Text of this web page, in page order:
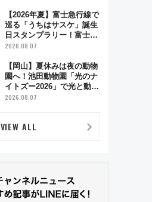
【2026年夏】富士急行線で
巡る「うちはサスケ」誕生
日スタンプラリー！富士急
ハイランド限定グルメ＆グ
2026.08.07
【岡山】夏休みは夜の動物
園へ！池田動物園「光のナ
イトズー2026」で光と動物
が彩る特別な夜
2026.08.07
VIEW ALL